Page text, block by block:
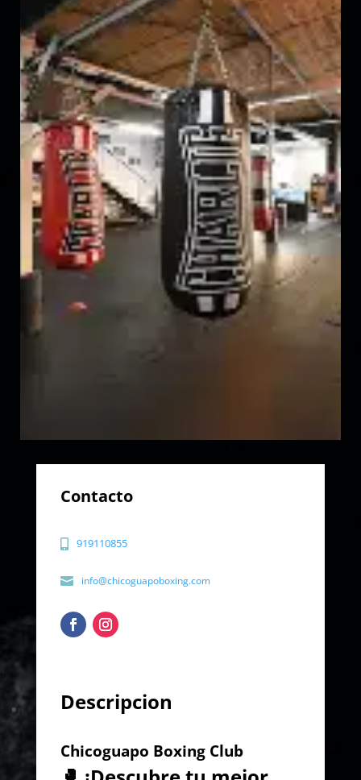
Contacto
919110855
info@chicoguapoboxing.com
Descripcion
Chicoguapo Boxing Club